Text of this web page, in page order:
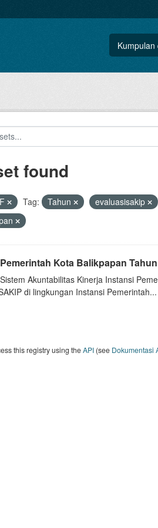
Kumpulan
found
Tag: Tahun evaluasisakip
Kota Balikpapan Tahun
Akuntabilitas Kinerja Instansi
di lingkungan Instansi Pemerintah...
this registry using theAPI(see Dokumentasi